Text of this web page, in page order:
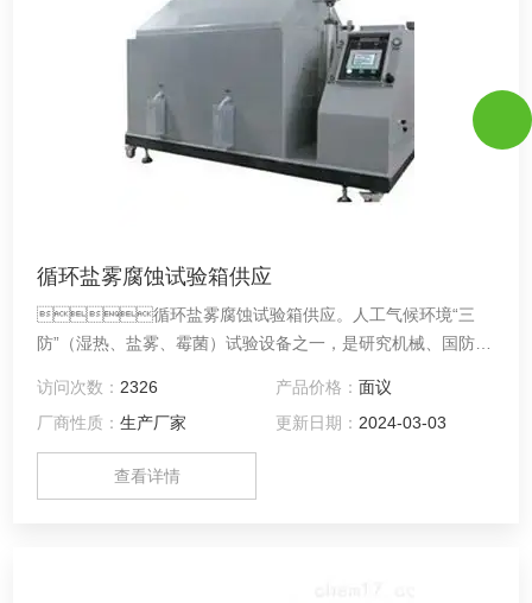
循环盐雾腐蚀试验箱供应
循环盐雾腐蚀试验箱供应。人工气候环境“三
防”（湿热、盐雾、霉菌）试验设备之一，是研究机械、国防工
要试验设备。性能指标符合GB/T5170.8《电工电子产品环境试
验设备基本参数检定方法》的要求。该盐雾腐蚀试验箱可按
GB/T2423.17《电子电工产品基本环境试验规程试验Ka：盐雾
试验方法》，用于中性盐雾试验，也可用于醋酸盐雾试验。
访问次数： 2326 产品价格： 面议
厂商性质：生产厂家 更新日期： 2024-03-03
查看详情